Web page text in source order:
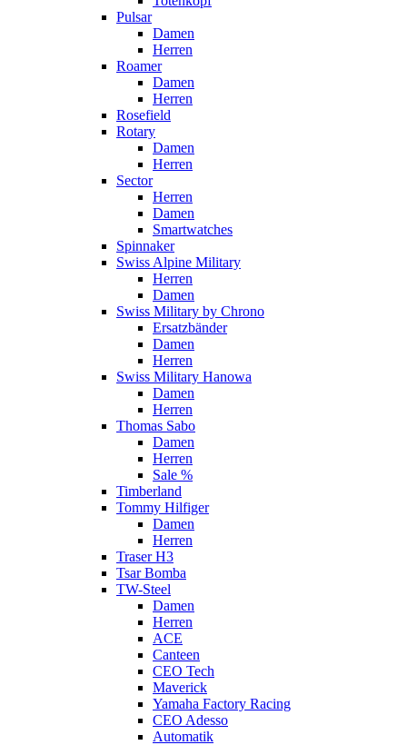
Pulsar
Damen
Herren
Roamer
Damen
Herren
Rosefield
Rotary
Damen
Herren
Sector
Herren
Damen
Smartwatches
Spinnaker
Swiss Alpine Military
Herren
Damen
Swiss Military by Chrono
Ersatzbänder
Damen
Herren
Swiss Military Hanowa
Damen
Herren
Thomas Sabo
Damen
Herren
Sale %
Timberland
Tommy Hilfiger
Damen
Herren
Traser H3
Tsar Bomba
TW-Steel
Damen
Herren
ACE
Canteen
CEO Tech
Maverick
Yamaha Factory Racing
CEO Adesso
Automatik